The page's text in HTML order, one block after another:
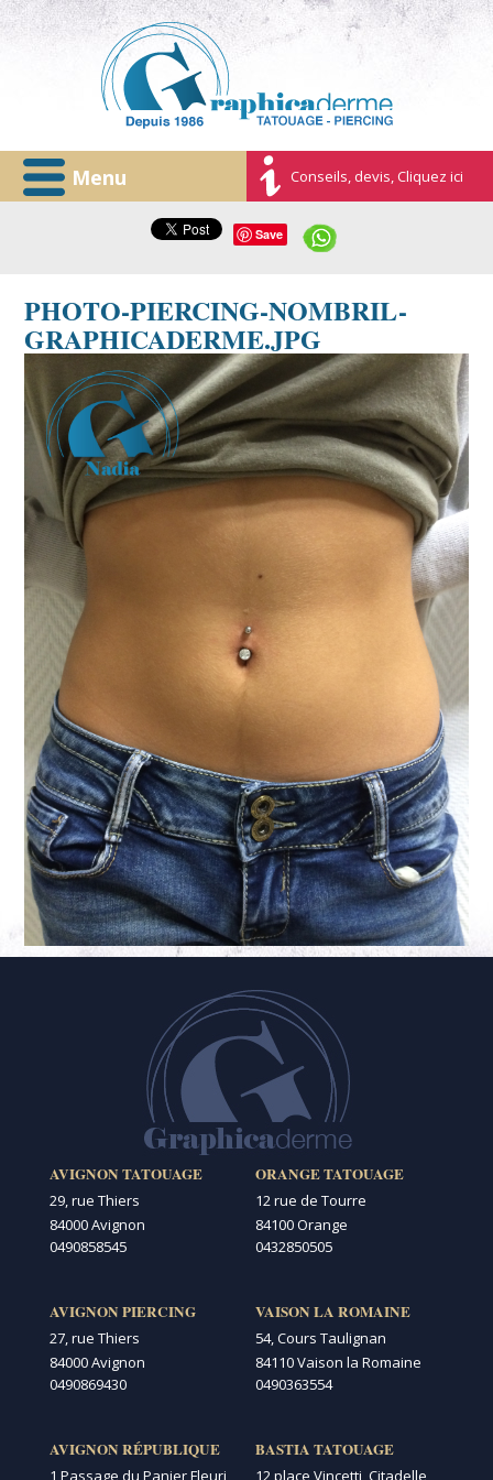
Menu Conseils, devis, Cliquez ici
Save
PHOTO-PIERCING-NOMBRIL-
GRAPHICADERME.JPG
AVIGNON TATOUAGE
29, rue Thiers
84000 Avignon
0490858545
AVIGNON PIERCING
27, rue Thiers
84000 Avignon
0490869430
AVIGNON RÉPUBLIQUE
1 Passage du Panier Fleuri
ORANGE TATOUAGE
12 rue de Tourre
84100 Orange
0432850505
VAISON LA ROMAINE
54, Cours Taulignan
84110 Vaison la Romaine
0490363554
BASTIA TATOUAGE
12 place Vincetti, Citadelle